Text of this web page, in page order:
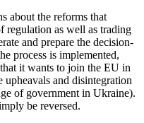
about the reforms that
regulation as well as trading
and prepare the decision-
process is implemented,
it wants to join the EU in
and disintegration
of government in Ukraine).
be reversed.